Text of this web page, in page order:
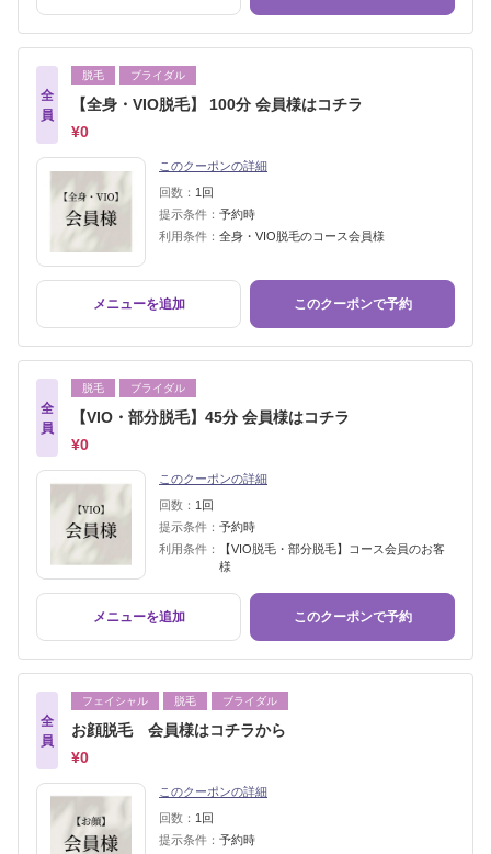
全
員
脱毛 ブライダル
【全身・VIO脱毛】 100分 会員様はコチラ
¥0
このクーポンの詳細
回数： 1回
提示条件： 予約時
利用条件： 全身・VIO脱毛のコース会員様
メニューを追加 このクーポンで予約
全
員
脱毛 ブライダル
【VIO・部分脱毛】45分 会員様はコチラ
¥0
このクーポンの詳細
回数： 1回
提示条件： 予約時
利用条件：
【VIO脱毛・部分脱毛】コース会員のお客
様
メニューを追加 このクーポンで予約
全
員
フェイシャル 脱毛 ブライダル
お顔脱毛 会員様はコチラから
¥0
このクーポンの詳細
回数： 1回
提示条件： 予約時